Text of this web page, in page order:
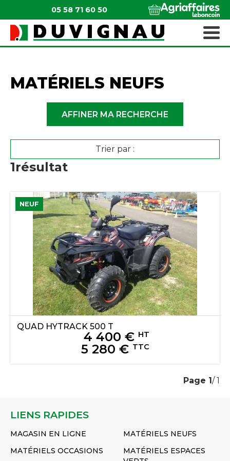
05 58 71 60 50
MATÉRIELS NEUFS
1résultat
Trier par :
AFFINER MA RECHERCHE
NEUF
QUAD HYTRACK 500 T
4 400 € HT
5 280 € TTC
Page 1/ 1
LIENS RAPIDES
MAGASIN EN LIGNE
MATÉRIELS NEUFS
MATÉRIELS OCCASIONS
MATÉRIELS ESPACES